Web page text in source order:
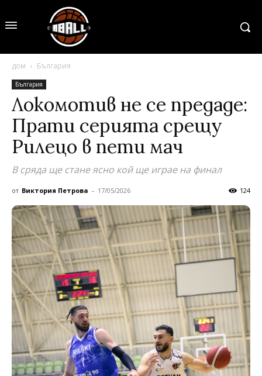
дом България
България
Локомотив не се предаде:
Прати серията срещу
Рилецо в пети мач
В сряда ще стане ясно кой ще играе на финал
от Виктория Петрова - 17/05/2026 124